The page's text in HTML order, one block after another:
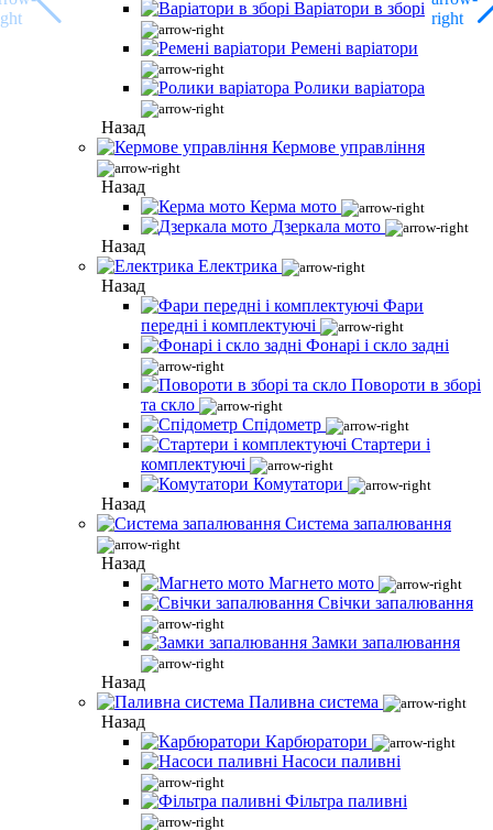
Варіатори в зборі
Ремені варіатори
Ролики варіатора
Назад
Кермове управління
Назад
Керма мото
Дзеркала мото
Назад
Електрика
Назад
Фари
передні і комплектуючі
Фонарі і скло задні
Повороти в зборі
та скло
Спідометр
Стартери і
комплектуючі
Комутатори
Назад
Система запалювання
Назад
Магнето мото
Свічки запалювання
Замки запалювання
Назад
Паливна система
Назад
Карбюратори
Насоси паливні
Фільтра паливні